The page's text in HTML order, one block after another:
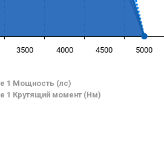
1 Мощность (лс)
1 Крутящий момент (Нм)
3500 4000 4500 5000